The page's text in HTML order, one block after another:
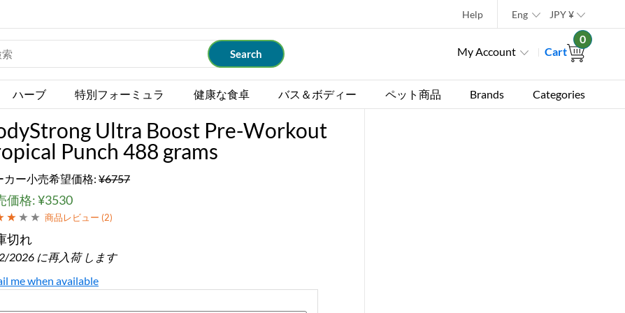
Help Eng JPY¥
My Account Cart
0
ハーブ 特別フォーミュラ 健康な食卓 バス＆ボディー ペット商品 Brands Categories
Ultra Boost Pre-Workout
Punch 488 grams
カー小売希望価格: ¥6757
価格: ¥3530
商品レビュー (2)
切れ
2026 に再入荷 します
me when available